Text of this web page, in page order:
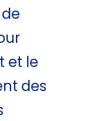
et le
des